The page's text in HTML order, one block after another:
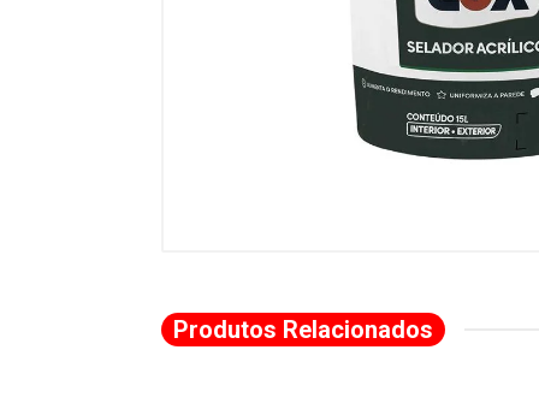
Produtos Relacionados